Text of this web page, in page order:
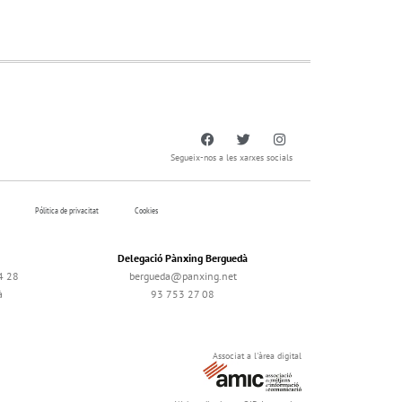
Segueix-nos a les xarxes socials
Pólitica de privacitat Cookies
28
Delegació Pànxing Berguedà
bergueda@panxing.net
93 753 27 08
Associat a l'àrea digital